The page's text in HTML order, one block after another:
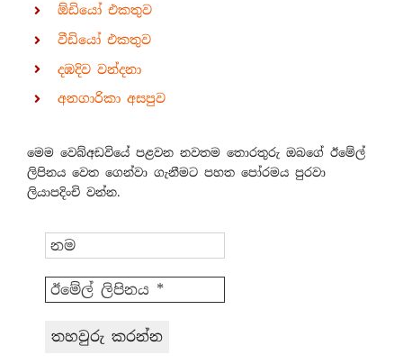
ඕඩියෝ එකතුව
වීඩියෝ එකතුව
දඹදිව වන්දනා
අනගාරිකා අසපුව
මෙම වෙබ්අඩවියේ පළවන නවතම තොරතුරු ඔබගේ ඊමේල්
ලිපිනය වෙත ගෙන්වා ගැනීමට පහත පෝරමය පුරවා
ලියාපදිංචි වන්න.